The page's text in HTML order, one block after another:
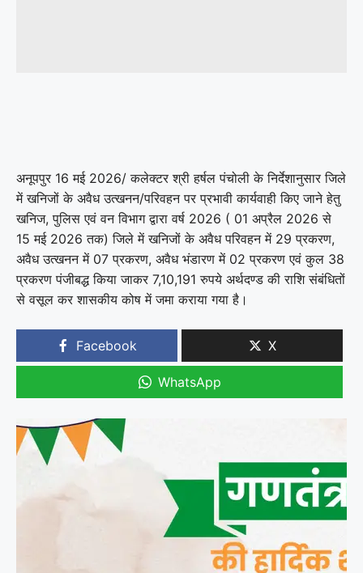
अनूपपुर 16 मई 2026/ कलेक्टर श्री हर्षल पंचोली के निर्देशानुसार जिले
में खनिजों के अवैध उत्खनन/परिवहन पर प्रभावी कार्यवाही किए जाने हेतु
खनिज, पुलिस एवं वन विभाग द्वारा वर्ष 2026 ( 01 अप्रैल 2026 से
15 मई 2026 तक) जिले में खनिजों के अवैध परिवहन में 29 प्रकरण,
अवैध उत्खनन में 07 प्रकरण, अवैध भंडारण में 02 प्रकरण एवं कुल 38
प्रकरण पंजीबद्ध किया जाकर 7,10,191 रुपये अर्थदण्ड की राशि संबंधितों
से वसूल कर शासकीय कोष में जमा कराया गया है।
Facebook X
WhatsApp